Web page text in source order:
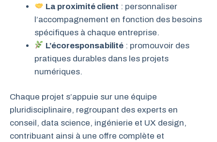
La proximité client : personnaliser
l’accompagnement en fonction des besoins
spécifiques à chaque entreprise.
L’écoresponsabilité : promouvoir des
pratiques durables dans les projets
numériques.
Chaque projet s’appuie sur une équipe
pluridisciplinaire, regroupant des experts en
conseil, data science, ingénierie et UX design,
contribuant ainsi à une offre complète et